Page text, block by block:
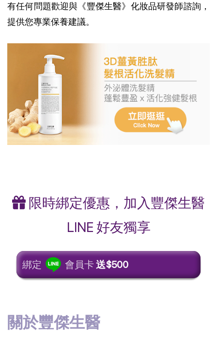
有任何問題歡迎與《豐傑生醫》化妝品研發師諮詢，
提供您專業保養建議。
限時綁定優惠，加入豐傑生醫
LINE 好友獨享
綁定 會員卡送$500
關於豐傑生醫